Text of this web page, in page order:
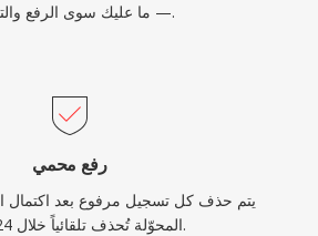
— ما عليك سوى الرفع والتحميل.
رفع محمي
يتم حذف كل تسجيل مرفوع بعد اكتمال
المحوّلة تُحذف تلقائياً خلال 24 ساعة.